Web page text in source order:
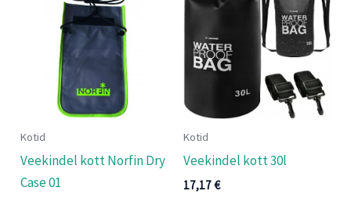
Kotid
Veekindel kott Norfin Dry
Case 01
Kotid
Veekindel kott 30l
17,17€